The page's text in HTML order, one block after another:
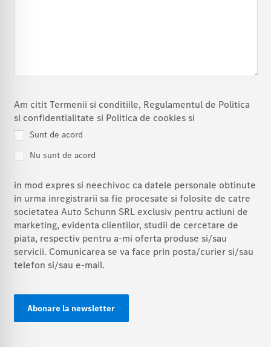
Am citit Termenii si conditiile, Regulamentul de Politica
si confidentialitate si Politica de cookies si
Sunt de acord
Nu sunt de acord
in mod expres si neechivoc ca datele personale obtinute
in urma inregistrarii sa fie procesate si folosite de catre
societatea Auto Schunn SRL exclusiv pentru actiuni de
marketing, evidenta clientilor, studii de cercetare de
piata, respectiv pentru a-mi oferta produse si/sau
servicii. Comunicarea se va face prin posta/curier si/sau
telefon si/sau e-mail.